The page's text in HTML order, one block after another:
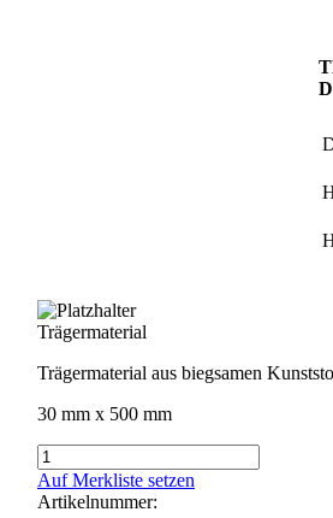
Trägermaterial
Trägermaterial aus biegsamen
30 mm x 500 mm
Trägermaterial
Menge
Auf Merkliste setzen
Artikelnummer: